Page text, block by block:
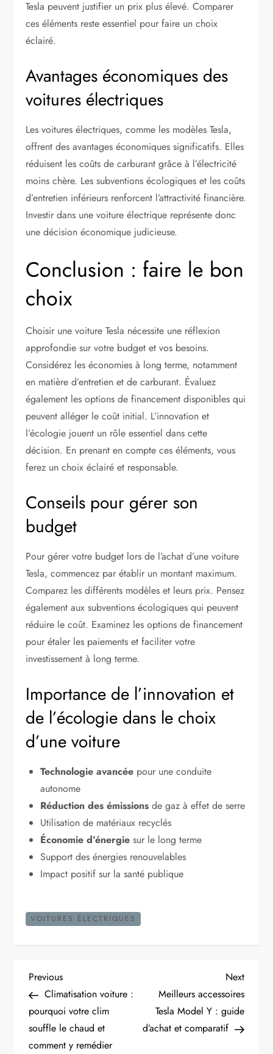
Tesla peuvent justifier un prix plus élevé. Comparer
ces éléments reste essentiel pour faire un choix
éclairé.
Avantages économiques des
voitures électriques
Les voitures électriques, comme les modèles Tesla,
offrent des avantages économiques significatifs. Elles
réduisent les coûts de carburant grâce à l’électricité
moins chère. Les subventions écologiques et les coûts
d’entretien inférieurs renforcent l’attractivité financière.
Investir dans une voiture électrique représente donc
une décision économique judicieuse.
Conclusion : faire le bon
choix
Choisir une voiture Tesla nécessite une réflexion
approfondie sur votre budget et vos besoins.
Considérez les économies à long terme, notamment
en matière d’entretien et de carburant. Évaluez
également les options de financement disponibles qui
peuvent alléger le coût initial. L’innovation et
l’écologie jouent un rôle essentiel dans cette
décision. En prenant en compte ces éléments, vous
ferez un choix éclairé et responsable.
Conseils pour gérer son
budget
Pour gérer votre budget lors de l’achat d’une voiture
Tesla, commencez par établir un montant maximum.
Comparez les différents modèles et leurs prix. Pensez
également aux subventions écologiques qui peuvent
réduire le coût. Examinez les options de financement
pour étaler les paiements et faciliter votre
investissement à long terme.
Importance de l’innovation et
de l’écologie dans le choix
d’une voiture
Technologie avancée pour une conduite
autonome
Réduction des émissions de gaz à effet de serre
Utilisation de matériaux recyclés
Économie d’énergie sur le long terme
Support des énergies renouvelables
Impact positif sur la santé publique
VOITURES ÉLECTRIQUES
N
a
v
Previous
Post
Previous
Climatisation voiture :
pourquoi votre clim
souffle le chaud et
comment y remédier
Next
Post
Next
Meilleurs accessoires
Tesla Model Y : guide
d’achat et comparatif